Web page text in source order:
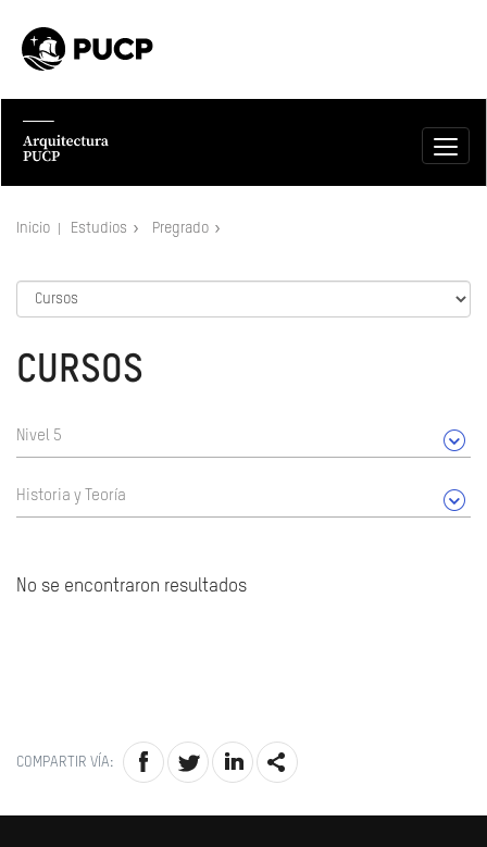
Inicio Estudios Pregrado
CURSOS
Nivel 5
Historia y Teoría
No se encontraron resultados
COMPARTIR VÍA: